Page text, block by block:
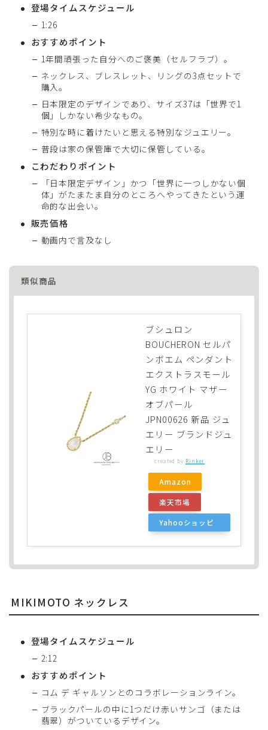
登場タイムスケジュール
1:26
おすすめポイント
1年間頑張った自分へのご褒美（セルフラブ）。
ネックレス、ブレスレット、リングの3点セットで
購入。
日本限定のデザインであり、サイズ37は「世界で1
個」しかない希少なもの。
特別な時に着けたいと思える特別なジュエリー。
普段は家の保管庫で大切に保管している。
こわだわりポイント
「日本限定デザイン」かつ「世界に一つしかない個
体」がたまたま自分のところへやってきたという運
命的な出会い。
販売価格
動画内で言及なし
類似商品
ブシュロン
BOUCHERON セルパ
ンボエム ペンダント
エクストラスモール
YG ホワイト マザー
オブパール
JPN00626 新品 ジュ
エリー ブランドジュ
エリー
created by Rinker
Amazon
楽天市場
Yahooショッピ
MIKIMOTO ネックレス
登場タイムスケジュール
2:12
おすすめポイント
コム デ ギャルソンとのコラボレーションライン。
ブラックパールの中に1つだけ赤いサンゴ（または
翡翠）がついているデザイン。